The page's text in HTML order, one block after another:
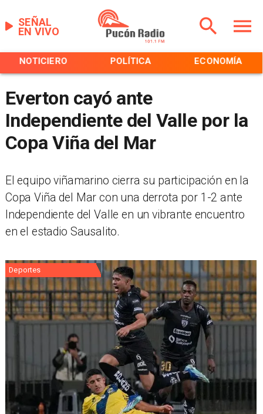
EN VIVO
SEÑAL
NOTICIERO POLÍTICA ECONOMÍA
Everton cayó ante
Independiente del Valle por la
Copa Viña del Mar
El equipo viñamarino cierra su participación en la
Copa Viña del Mar con una derrota por 1-2 ante
Independiente del Valle en un vibrante encuentro
en el estadio Sausalito.
Deportes